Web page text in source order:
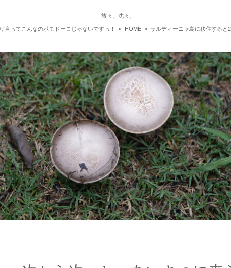
旅々、沈々。
言ってこんなのポモドーロじゃないですっ！ « HOME » サルディーニャ島に移住すると